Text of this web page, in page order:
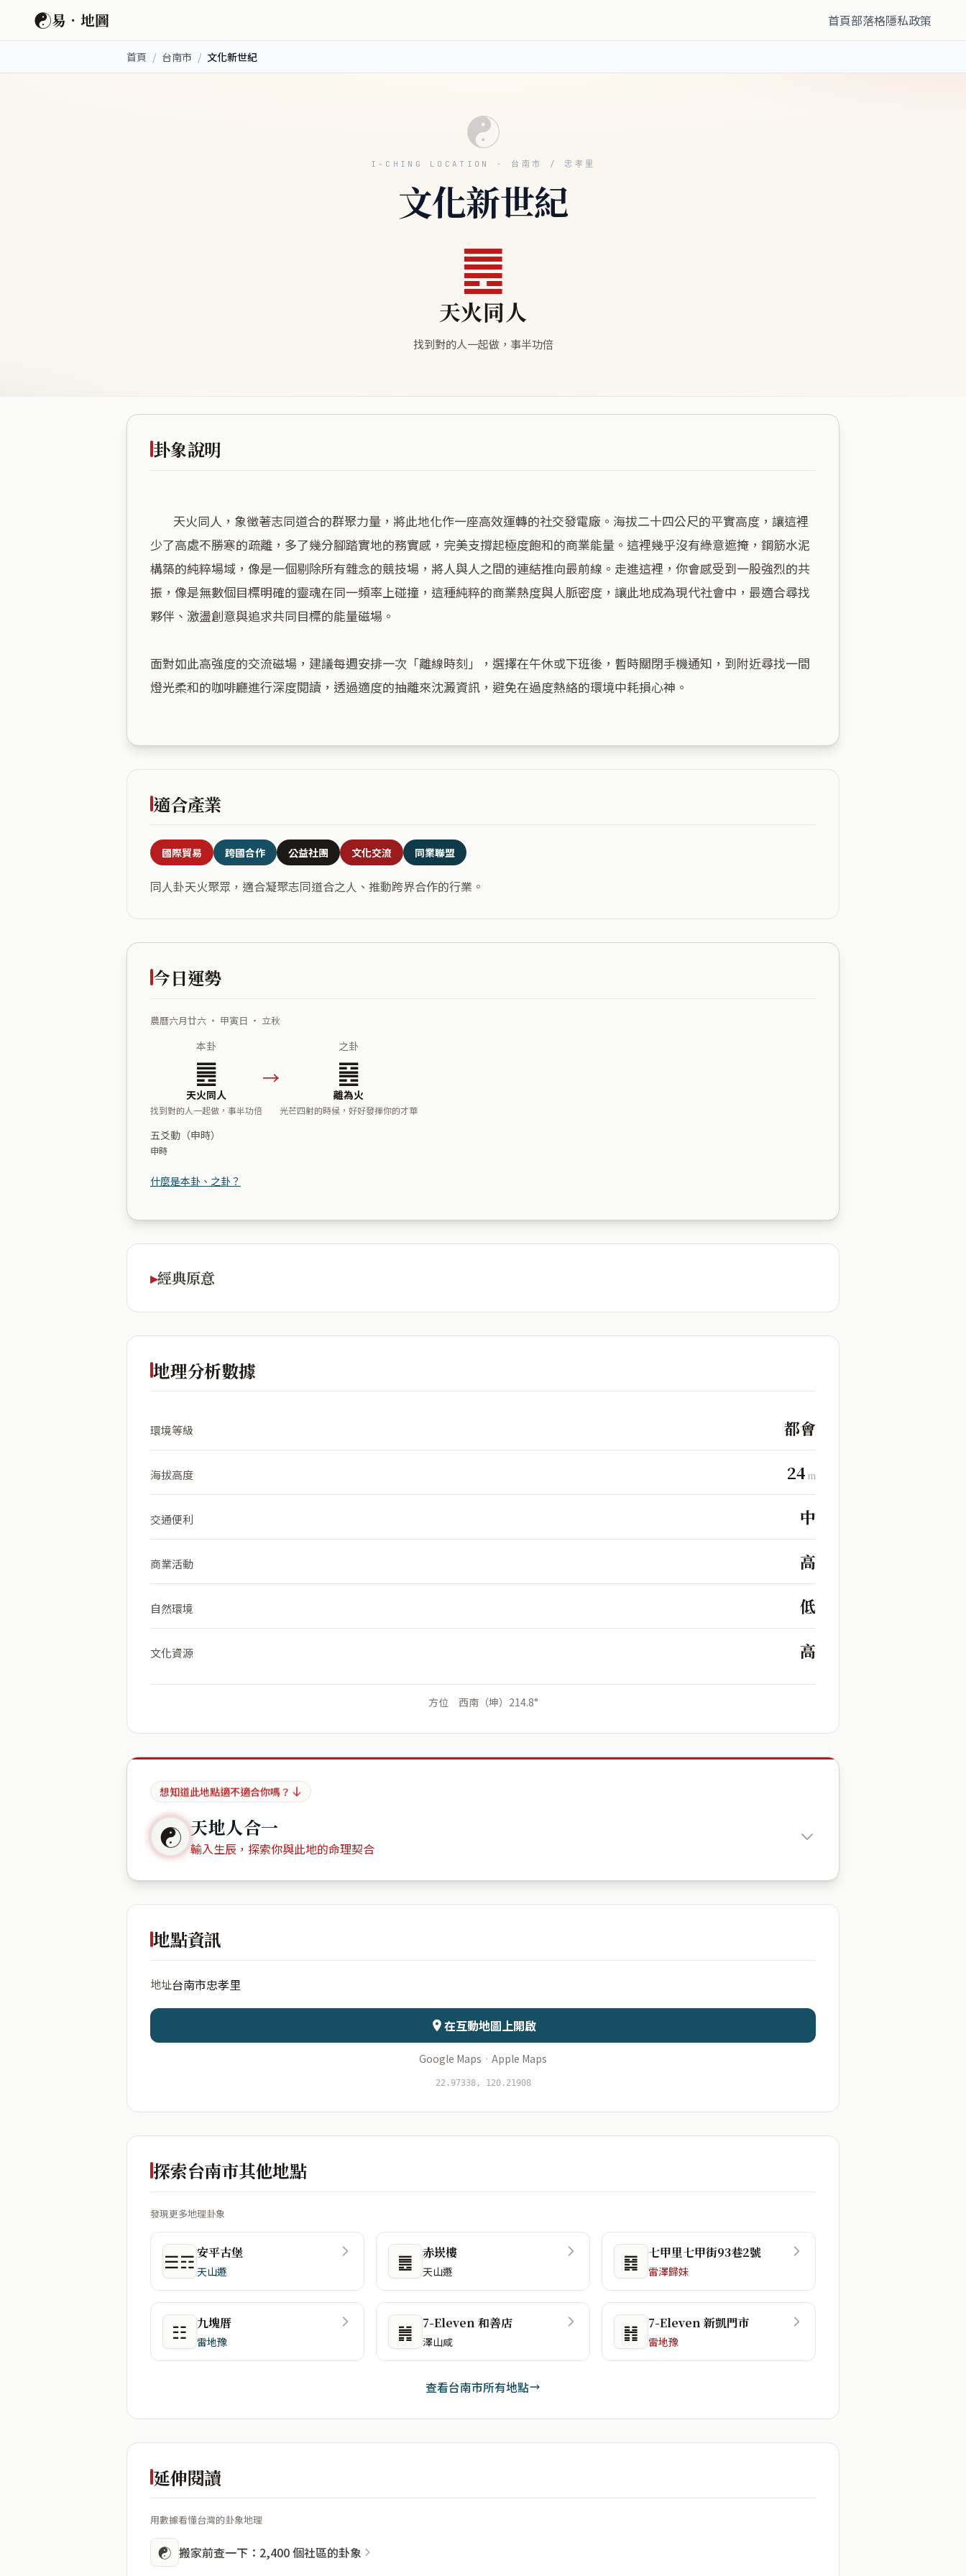
☯易．地圖 首頁部落格隱私政策
首頁 / 台南市 / 文化新世紀
☯
I-CHING LOCATION · 台南市 / 忠孝里
文化新世紀
䷌
天火同人
找到對的人一起做，事半功倍
卦象說明
少了高處不勝寒的疏離，多了幾分腳踏實地的務實感，完美支撐起極度飽和的商業能量。這裡幾乎沒有綠意遮掩，鋼筋水泥
構築的純粹場域，像是一個剔除所有雜念的競技場，將人與人之間的連結推向最前線。走進這裡，你會感受到一股強烈的共
振，像是無數個目標明確的靈魂在同一頻率上碰撞，這種純粹的商業熱度與人脈密度，讓此地成為現代社會中，最適合尋找
夥伴、激盪創意與追求共同目標的能量磁場。
面對如此高強度的交流磁場，建議每週安排一次「離線時刻」，選擇在午休或下班後，暫時關閉手機通知，到附近尋找一間
燈光柔和的咖啡廳進行深度閱讀，透過適度的抽離來沈澱資訊，避免在過度熱絡的環境中耗損心神。
適合產業
國際貿易 跨國合作 公益社團 文化交流 同業聯盟
同人卦天火聚眾，適合凝聚志同道合之人、推動跨界合作的行業。
今日運勢
農曆六月廿六 ・ 甲寅日 ・ 立秋
本卦
䷌
天火同人
找到對的人一起做，事半功倍
→
之卦
䷝
離為火
光芒四射的時候，好好發揮你的才華
五爻動（申時）
申時
什麼是本卦、之卦？
經典原意
地理分析數據
環境等級 都會
海拔高度 24 m
交通便利 中
商業活動 高
自然環境 低
文化資源 高
方位 西南（坤）214.8°
想知道此地點適不適合你嗎？
☯ 天地人合一
輸入生辰，探索你與此地的命理契合
地點資訊
地址台南市忠孝里
在互動地圖上開啟
Google Maps · Apple Maps
22.97338, 120.21908
探索台南市其他地點
發現更多地理卦象
☰☶安平古堡
天山遯 ䷌ 赤崁樓
天山遯 ䷿ 七甲里七甲街93巷2號
雷澤歸妹
☷ 九塊厝
雷地豫 ䷞ 7-Eleven 和善店
澤山咸 ䷏ 7-Eleven 新凱門市
雷地豫
查看台南市所有地點
延伸閱讀
用數據看懂台灣的卦象地理
☯ 搬家前查一下：2,400 個社區的卦象